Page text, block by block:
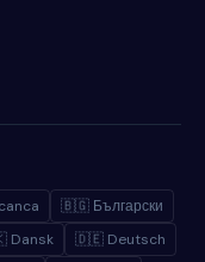
🇧🇬 Български
🇩🇪 Deutsch